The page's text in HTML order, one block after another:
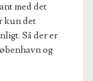
med det
kun det
Så der er
og